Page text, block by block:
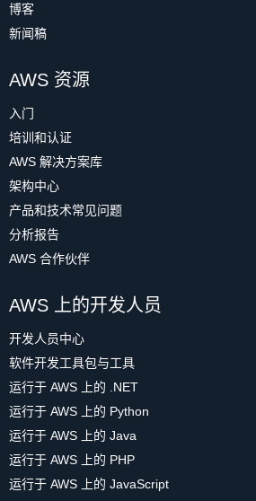
博客
新闻稿
AWS 资源
入门
培训和认证
AWS 解决方案库
架构中心
产品和技术常见问题
分析报告
AWS 合作伙伴
AWS 上的开发人员
开发人员中心
软件开发工具包与工具
运行于 AWS 上的 .NET
运行于 AWS 上的 Python
运行于 AWS 上的 Java
运行于 AWS 上的 PHP
运行于 AWS 上的 JavaScript